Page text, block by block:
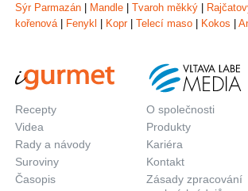
Sýr Parmazán
Mandle Tvaroh měkký
kořenová
Fenykl Kopr| Telecí maso Kokos
Recepty
Videa
Rady a návody
Suroviny
Časopis
O společnosti
Produkty
Kariéra
Kontakt
Zásady zpracování